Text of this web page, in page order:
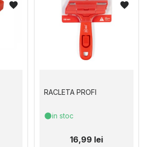
RACLETA PROFI
in stoc
16,99 lei